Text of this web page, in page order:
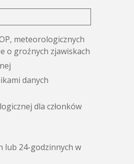
meteorologicznych
o groźnych zjawiskach
danych
dla członków
lub 24-godzinnych w